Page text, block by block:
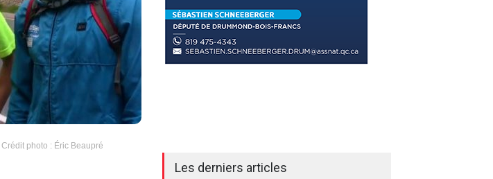
Crédit photo : Éric Beaupré
Les derniers articles